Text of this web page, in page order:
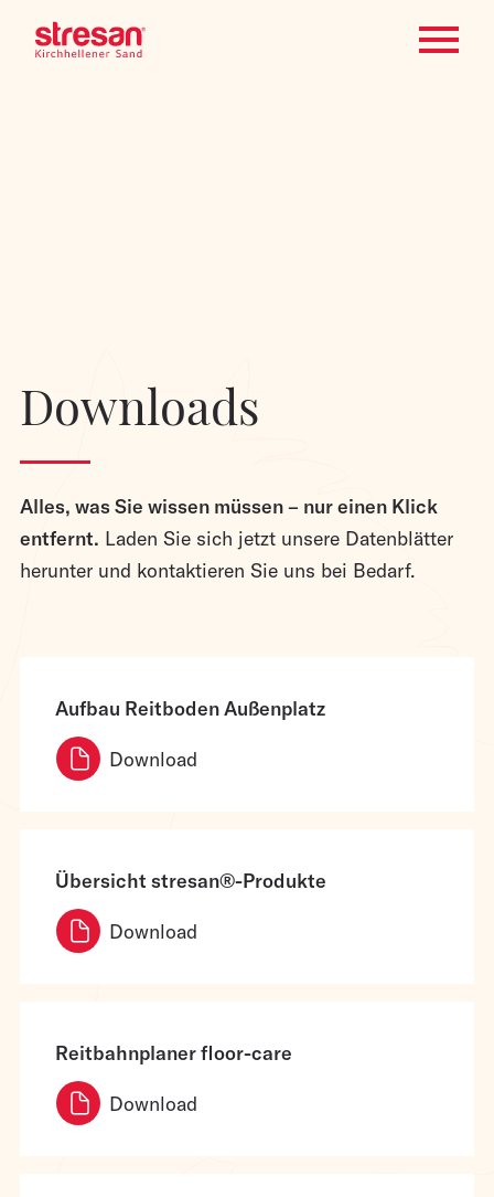
Downloads
Alles, was Sie wissen müssen – nur einen Klick
entfernt. Laden Sie sich jetzt unsere Datenblätter
herunter und kontaktieren Sie uns bei Bedarf.
Aufbau Reitboden Außenplatz
Download
Übersicht stresan®-Produkte
Download
Reitbahnplaner floor-care
Download